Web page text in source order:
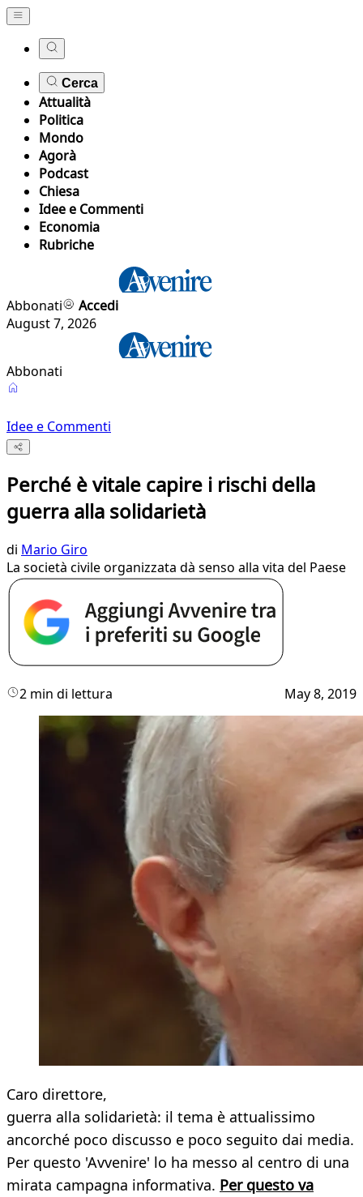
Cerca
Attualità
Politica
Mondo
Agorà
Podcast
Chiesa
Idee e Commenti
Economia
Rubriche
Abbonati
Accedi
August 7, 2026
Abbonati
Idee e Commenti
Perché è vitale capire i rischi della
guerra alla solidarietà
di Mario Giro
La società civile organizzata dà senso alla vita del Paese
2 min di lettura May 8, 2019
Caro direttore,
guerra alla solidarietà: il tema è attualissimo
ancorché poco discusso e poco seguito dai media.
Per questo 'Avvenire' lo ha messo al centro di una
mirata campagna informativa. Per questo va